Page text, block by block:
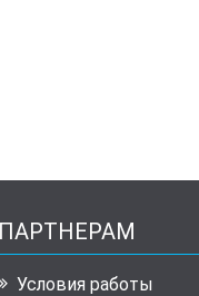
ПАРТНЕРАМ
Условия работы